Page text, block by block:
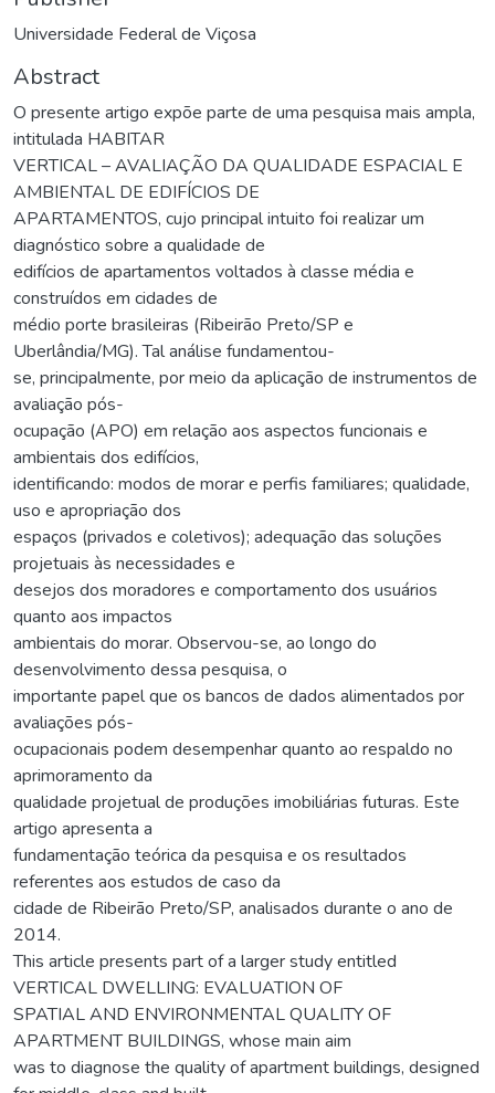
Universidade Federal de Viçosa
Abstract
O presente artigo expõe parte de uma pesquisa mais ampla,
intitulada HABITAR
VERTICAL – AVALIAÇÃO DA QUALIDADE ESPACIAL E
AMBIENTAL DE EDIFÍCIOS DE
APARTAMENTOS, cujo principal intuito foi realizar um
diagnóstico sobre a qualidade de
edifícios de apartamentos voltados à classe média e
construídos em cidades de
médio porte brasileiras (Ribeirão Preto/SP e
Uberlândia/MG). Tal análise fundamentou-
se, principalmente, por meio da aplicação de instrumentos de
avaliação pós-
ocupação (APO) em relação aos aspectos funcionais e
ambientais dos edifícios,
identificando: modos de morar e perfis familiares; qualidade,
uso e apropriação dos
espaços (privados e coletivos); adequação das soluções
projetuais às necessidades e
desejos dos moradores e comportamento dos usuários
quanto aos impactos
ambientais do morar. Observou-se, ao longo do
desenvolvimento dessa pesquisa, o
importante papel que os bancos de dados alimentados por
avaliações pós-
ocupacionais podem desempenhar quanto ao respaldo no
aprimoramento da
qualidade projetual de produções imobiliárias futuras. Este
artigo apresenta a
fundamentação teórica da pesquisa e os resultados
referentes aos estudos de caso da
cidade de Ribeirão Preto/SP, analisados durante o ano de
2014.
This article presents part of a larger study entitled
VERTICAL DWELLING: EVALUATION OF
SPATIAL AND ENVIRONMENTAL QUALITY OF
APARTMENT BUILDINGS, whose main aim
was to diagnose the quality of apartment buildings, designed